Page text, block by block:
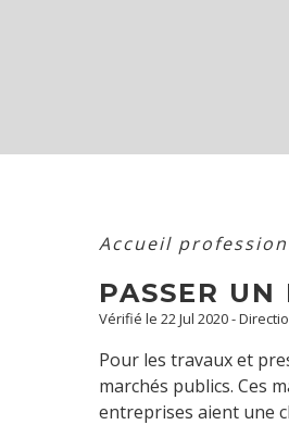
Accueil
PASSER
Vérifié le 22 Jul 2020 -
Pour les travaux et
marchés publics. Ces
entreprises aient une